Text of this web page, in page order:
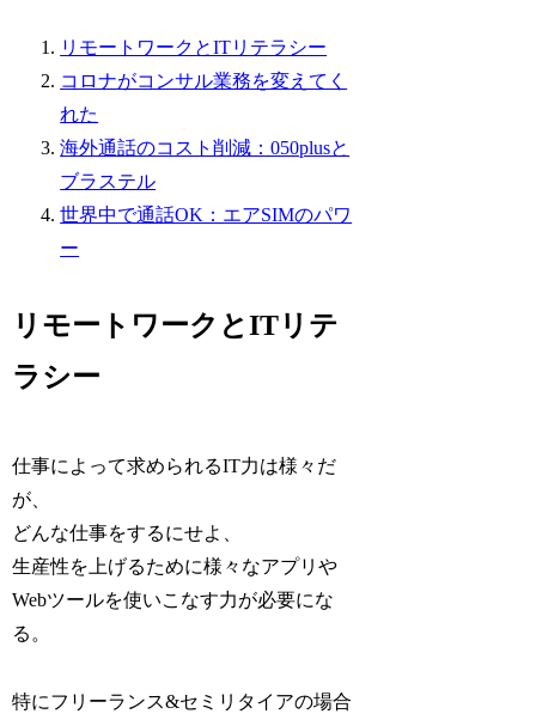
リモートワークとITリテラシー
コロナがコンサル業務を変えてく
れた
海外通話のコスト削減：050plusと
ブラステル
世界中で通話OK：エアSIMのパワ
ー
リモートワークとITリテ
ラシー
仕事によって求められるIT力は様々だ
が、
どんな仕事をするにせよ、
生産性を上げるために様々なアプリや
Webツールを使いこなす力が必要にな
る。
特にフリーランス&セミリタイアの場合